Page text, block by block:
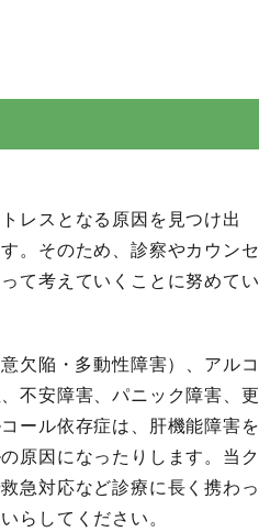
レスとなる原因を見つけ出
。そのため、診察やカウンセ
て考えていくことに努めてい
欠陥・多動性障害）、アルコ
不安障害、パニック障害、更
ール依存症は、肝機能障害を
原因になったりします。当ク
急対応など診療に長く携わっ
らしてください。